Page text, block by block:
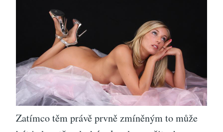
Zatímco těm právě prvně zmíněným to může